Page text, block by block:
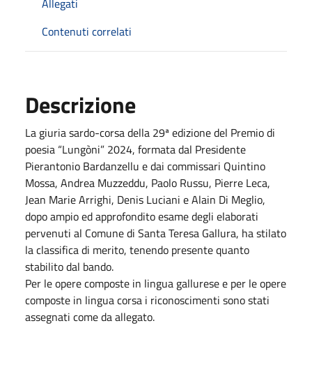
Contenuti correlati
Descrizione
La giuria sardo-corsa della 29ª edizione del Premio di
poesia “Lungòni” 2024, formata dal Presidente
Pierantonio Bardanzellu e dai commissari Quintino
Mossa, Andrea Muzzeddu, Paolo Russu, Pierre Leca,
Jean Marie Arrighi, Denis Luciani e Alain Di Meglio,
dopo ampio ed approfondito esame degli elaborati
pervenuti al Comune di Santa Teresa Gallura, ha stilato
la classifica di merito, tenendo presente quanto
stabilito dal bando.
Per le opere composte in lingua gallurese e per le opere
composte in lingua corsa i riconoscimenti sono stati
assegnati come da allegato.